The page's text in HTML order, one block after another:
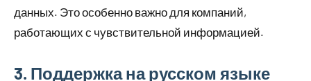
данных. Это особенно важно для компаний,
работающих с чувствительной информацией.
3. Поддержка на русском языке